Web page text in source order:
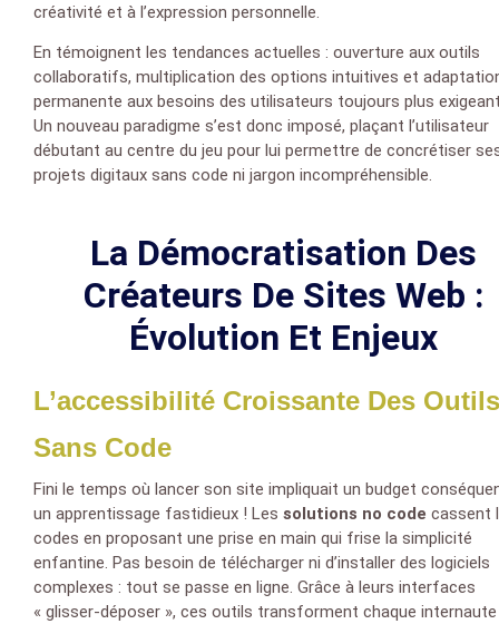
créativité et à l’expression personnelle.
En témoignent les tendances actuelles : ouverture aux outils
collaboratifs, multiplication des options intuitives et
permanente aux besoins des utilisateurs toujours plus
Un nouveau paradigme s’est donc imposé, plaçant l’utilisateur
débutant au centre du jeu pour lui permettre de concrétiser
projets digitaux sans code ni jargon incompréhensible.
La Démocratisation Des
Créateurs De Sites Web :
Évolution Et Enjeux
L’accessibilité Croissante Des Outils
Sans Code
Fini le temps où lancer son site impliquait un budget
un apprentissage fastidieux ! Les solutions no code cassent
codes en proposant une prise en main qui frise la simplicité
enfantine. Pas besoin de télécharger ni d’installer des logiciels
complexes : tout se passe en ligne. Grâce à leurs interfaces
« glisser-déposer », ces outils transforment chaque